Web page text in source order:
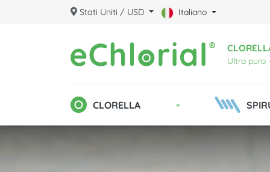
Stati Uniti / USD Italiano
Ultra puro
CLORELLA •